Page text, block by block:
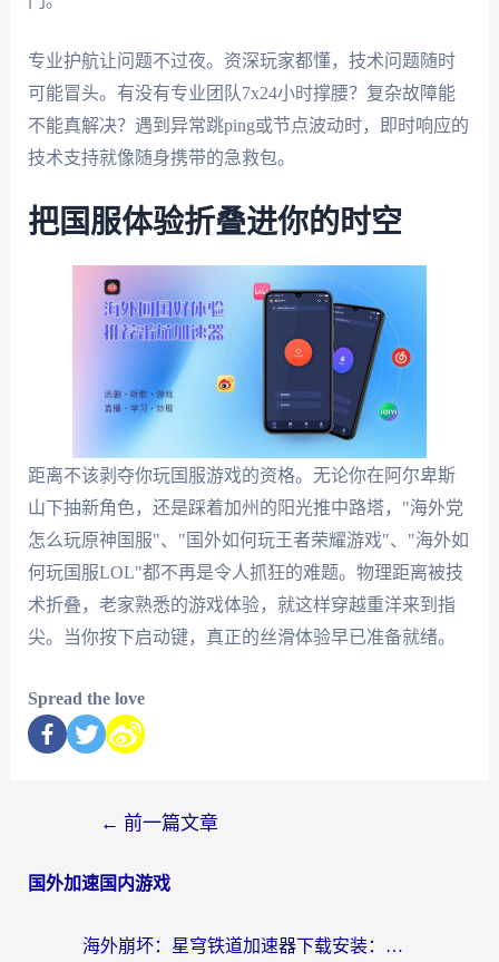
专业护航让问题不过夜。资深玩家都懂，技术问题随时
可能冒头。有没有专业团队7x24小时撑腰？复杂故障能
不能真解决？遇到异常跳ping或节点波动时，即时响应的
技术支持就像随身携带的急救包。
把国服体验折叠进你的时空
距离不该剥夺你玩国服游戏的资格。无论你在阿尔卑斯
山下抽新角色，还是踩着加州的阳光推中路塔，"海外党
怎么玩原神国服"、"国外如何玩王者荣耀游戏"、"海外如
何玩国服LOL"都不再是令人抓狂的难题。物理距离被技
术折叠，老家熟悉的游戏体验，就这样穿越重洋来到指
尖。当你按下启动键，真正的丝滑体验早已准备就绪。
Spread the love
← 前一篇文章
国外加速国内游戏
海外崩坏：星穹铁道加速器下载安装：一份给游子的终极网络指南